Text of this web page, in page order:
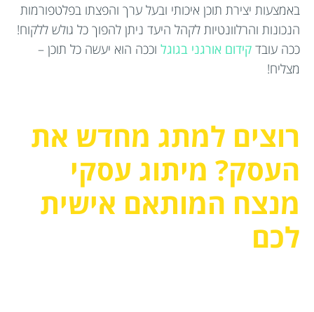
באמצעות יצירת תוכן איכותי ובעל ערך והפצתו בפלטפורמות
הנכונות והרלוונטיות לקהל היעד ניתן להפוך כל גולש ללקוח!
ככה עובד קידום אורגני בגוגל וככה הוא יעשה כל תוכן –
מצליח!
רוצים למתג מחדש את
העסק? מיתוג עסקי
מנצח המותאם אישית
לכם